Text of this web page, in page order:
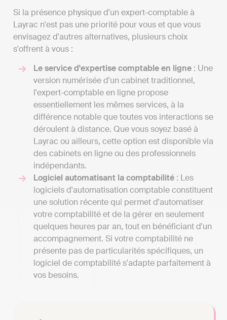
Si la présence physique d'un expert-comptable à
Layrac n'est pas une priorité pour vous et que vous
envisagez d'autres alternatives, plusieurs choix
s'offrent à vous :
Le service d'expertise comptable en ligne : Une
version numérisée d'un cabinet traditionnel,
l'expert-comptable en ligne propose
essentiellement les mêmes services, à la
différence notable que toutes vos interactions se
déroulent à distance. Que vous soyez basé à
Layrac ou ailleurs, cette option est disponible via
des cabinets en ligne ou des professionnels
indépendants.
Logiciel automatisant la comptabilité : Les
logiciels d'automatisation comptable constituent
une solution récente qui permet d'automatiser
votre comptabilité et de la gérer en seulement
quelques heures par an, tout en bénéficiant d'un
accompagnement. Si votre comptabilité ne
présente pas de particularités spécifiques, un
logiciel de comptabilité s'adapte parfaitement à
vos besoins.